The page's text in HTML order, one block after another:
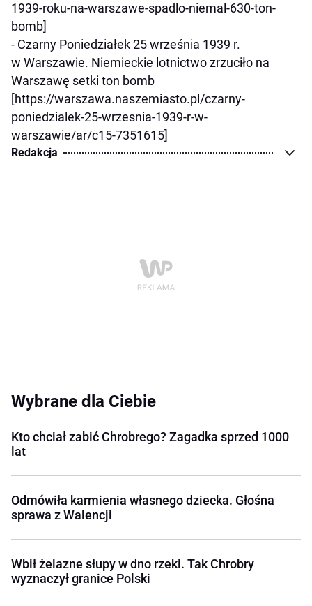
1939-roku-na-warszawe-spadlo-niemal-630-ton-
bomb]
- Czarny Poniedziałek 25 września 1939 r.
w Warszawie. Niemieckie lotnictwo zrzuciło na
Warszawę setki ton bomb
[https://warszawa.naszemiasto.pl/czarny-
poniedzialek-25-wrzesnia-1939-r-w-
warszawie/ar/c15-7351615]
Redakcja
Wybrane dla Ciebie
Kto chciał zabić Chrobrego? Zagadka sprzed 1000
lat
Odmówiła karmienia własnego dziecka. Głośna
sprawa z Walencji
Wbił żelazne słupy w dno rzeki. Tak Chrobry
wyznaczył granice Polski